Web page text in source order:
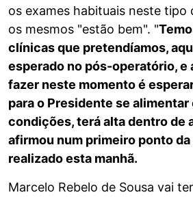
os exames habituais neste tipo
os mesmos "estão bem". "
clínicas que pretendíamos,
esperado no pós-operatório, e
fazer neste momento é
para o Presidente se alimentar
condições, terá alta dentro de
afirmou num primeiro ponto
realizado esta manhã.
Marcelo Rebelo de Sousa vai